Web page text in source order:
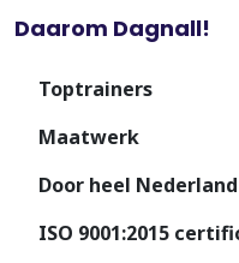
Daarom Dagnall!
Toptrainers
Maatwerk
Door heel Nederland
ISO 9001:2015